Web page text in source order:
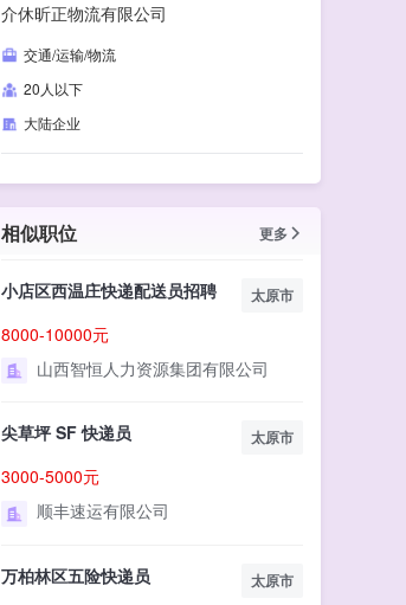
介休昕正物流有限公司
交通/运输/物流
20人以下
大陆企业
相似职位 更多
小店区西温庄快递配送员招聘 太原市
8000-10000元
山西智恒人力资源集团有限公司
尖草坪 SF 快递员 太原市
3000-5000元
顺丰速运有限公司
万柏林区五险快递员 太原市